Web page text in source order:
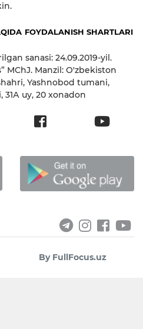
FOYDALANISH SHARTLARI
sanasi: 24.09.2019-yil.
MChJ. Manzil: O'zbekiston
Yashnobod tumani,
31А uy, 20 xonadon
By FullFocus.uz